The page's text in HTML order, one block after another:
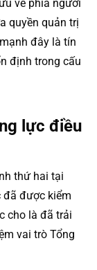
về phía người
quyền quản trị
đây là tín
định trong cấu
lực điều
thứ hai tại
đã được kiểm
cho là đã trải
vai trò Tổng